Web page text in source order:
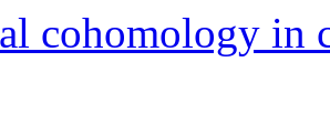
cohomology in